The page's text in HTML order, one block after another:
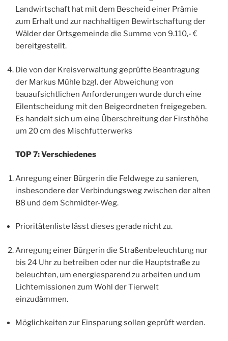
Landwirtschaft hat mit dem Bescheid einer Prämie
zum Erhalt und zur nachhaltigen Bewirtschaftung der
Wälder der Ortsgemeinde die Summe von 9.110,- €
bereitgestellt.
Die von der Kreisverwaltung geprüfte Beantragung
der Markus Mühle bzgl. der Abweichung von
bauaufsichtlichen Anforderungen wurde durch eine
Eilentscheidung mit den Beigeordneten freigegeben.
Es handelt sich um eine Überschreitung der Firsthöhe
um 20 cm des Mischfutterwerks
TOP 7: Verschiedenes
Anregung einer Bürgerin die Feldwege zu sanieren,
insbesondere der Verbindungsweg zwischen der alten
B8 und dem Schmidter-Weg.
Prioritätenliste lässt dieses gerade nicht zu.
Anregung einer Bürgerin die Straßenbeleuchtung nur
bis 24 Uhr zu betreiben oder nur die Hauptstraße zu
beleuchten, um energiesparend zu arbeiten und um
Lichtemissionen zum Wohl der Tierwelt
einzudämmen.
Möglichkeiten zur Einsparung sollen geprüft werden.